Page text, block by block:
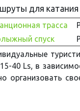
для
трасса
спуск
40 Ls, в
организовать